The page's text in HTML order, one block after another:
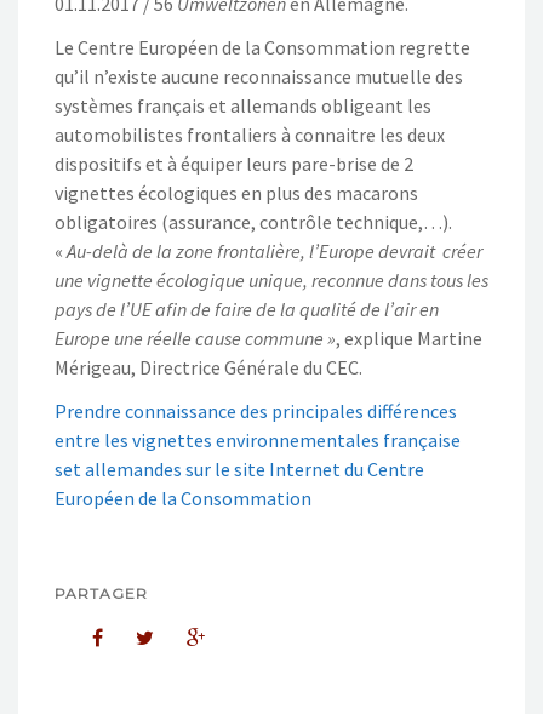
Le Centre Européen de la Consommation regrette
qu’il n’existe aucune reconnaissance mutuelle des
systèmes français et allemands obligeant les
automobilistes frontaliers à connaitre les deux
dispositifs et à équiper leurs pare-brise de 2
vignettes écologiques en plus des macarons
obligatoires (assurance, contrôle technique,…).
«Au-delà de la zone frontalière, l’Europe devrait créer
une vignette écologique unique, reconnue dans tous les
pays de l’UE afin de faire de la qualité de l’air en
Europe une réelle cause commune », explique Martine
Mérigeau, Directrice Générale du CEC.
Prendre connaissance des principales différences
entre les vignettes environnementales française
set allemandes sur le site Internet du Centre
Européen de la Consommation
PARTAGER